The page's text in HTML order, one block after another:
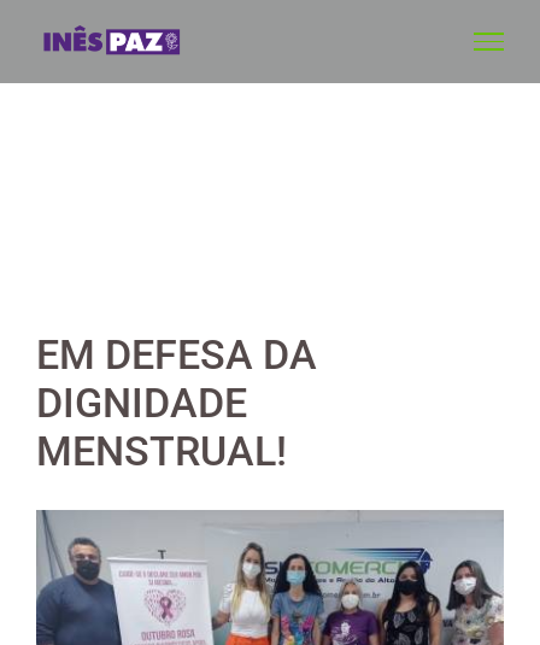
EM DEFESA DA
DIGNIDADE
MENSTRUAL!
View
Larger
Image